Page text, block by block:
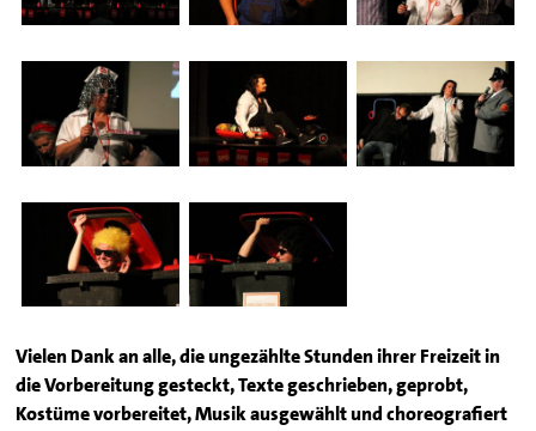
Vielen Dank an alle, die ungezählte Stunden ihrer Freizeit in
die Vorbereitung gesteckt, Texte geschrieben, geprobt,
Kostüme vorbereitet, Musik ausgewählt und choreografiert